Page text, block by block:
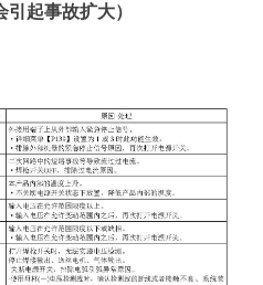
起事故扩大）